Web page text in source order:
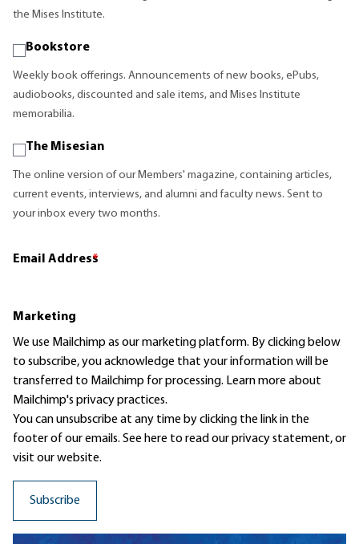
the Mises Institute.
Bookstore
Weekly book offerings. Announcements of new books, ePubs,
audiobooks, discounted and sale items, and Mises Institute
memorabilia.
The Misesian
The online version of our Members' magazine, containing articles,
current events, interviews, and alumni and faculty news. Sent to
your inbox every two months.
Email Address
*
Marketing
We use Mailchimp as our marketing platform. By clicking below
to subscribe, you acknowledge that your information will be
transferred to Mailchimp for processing. Learn moreabout
Mailchimp's privacy practices.
You can unsubscribe at any time by clicking the link in the
footer of our emails. See here to read ourprivacy statement, or
visit our website.